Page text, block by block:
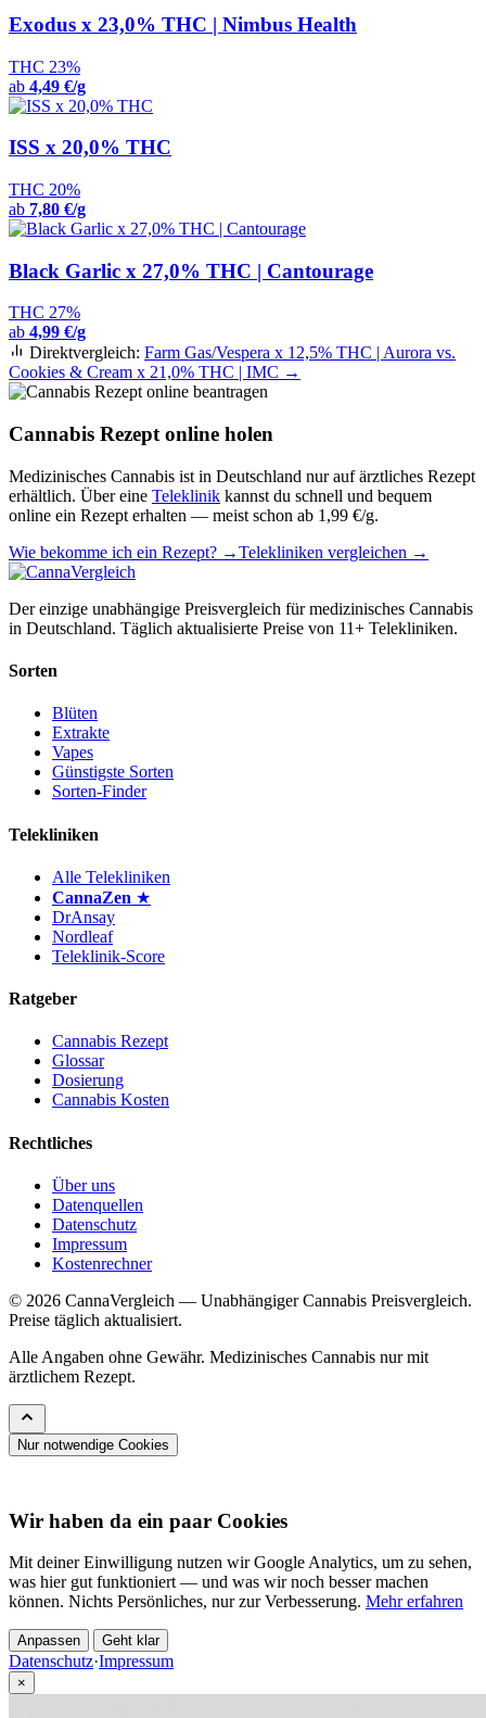
Exodus x 23,0% THC | Nimbus Health
THC 23%
ab 4,49 €/g
ISS x 20,0% THC
THC 20%
ab 7,80 €/g
Black Garlic x 27,0% THC | Cantourage
THC 27%
ab 4,99 €/g
Direktvergleich: Farm Gas/Vespera x 12,5% THC | Aurora vs.
Cookies & Cream x 21,0% THC | IMC →
Cannabis Rezept online holen
Medizinisches Cannabis ist in Deutschland nur auf ärztliches Rezept
erhältlich. Über eine Teleklinik kannst du schnell und bequem
online ein Rezept erhalten — meist schon ab 1,99 €/g.
Wie bekomme ich ein Rezept? →Telekliniken vergleichen →
Der einzige unabhängige Preisvergleich für medizinisches Cannabis
in Deutschland. Täglich aktualisierte Preise von 11+ Telekliniken.
Sorten
Blüten
Extrakte
Vapes
Günstigste Sorten
Sorten-Finder
Telekliniken
Alle Telekliniken
CannaZen ★
DrAnsay
Nordleaf
Teleklinik-Score
Ratgeber
Cannabis Rezept
Glossar
Dosierung
Cannabis Kosten
Rechtliches
Über uns
Datenquellen
Datenschutz
Impressum
Kostenrechner
© 2026 CannaVergleich — Unabhängiger Cannabis Preisvergleich.
Preise täglich aktualisiert.
Alle Angaben ohne Gewähr. Medizinisches Cannabis nur mit
ärztlichem Rezept.
Nur notwendige Cookies
Wir haben da ein paar Cookies
Mit deiner Einwilligung nutzen wir Google Analytics, um zu sehen,
was hier gut funktioniert — und was wir noch besser machen
können. Nichts Persönliches, nur zur Verbesserung. Mehr erfahren
Anpassen Geht klar
Datenschutz·Impressum
×